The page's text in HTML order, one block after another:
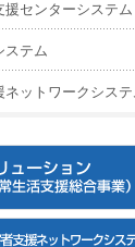
援センターシステム
ステム
ネットワークシステ